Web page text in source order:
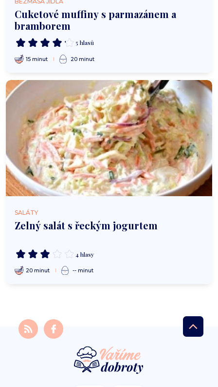
Cuketové muffiny s parmazánem a
bramborem
5 hlasů
15 minut 20 minut
SALÁTY
Zelný salát s řeckým jogurtem
4 hlasy
20 minut -- minut